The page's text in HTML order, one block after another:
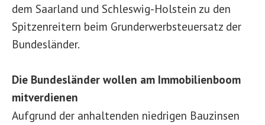
dem Saarland und Schleswig-Holstein zu den
Spitzenreitern beim Grunderwerbsteuersatz der
Bundesländer.
Die Bundesländer wollen am Immobilienboom
mitverdienen
Aufgrund der anhaltenden niedrigen Bauzinsen